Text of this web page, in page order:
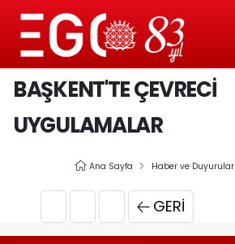
BAŞKENT'TE ÇEVRECİ
UYGULAMALAR
Ana Sayfa Haber ve Duyurular
GERI